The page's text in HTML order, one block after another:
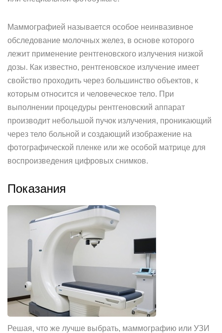
Маммографией называется особое неинвазивное
обследование молочных желез, в основе которого
лежит применение рентгеновского излучения низкой
дозы. Как известно, рентгеновское излучение имеет
свойство проходить через большинство объектов, к
которым относится и человеческое тело. При
выполнении процедуры рентгеновский аппарат
производит небольшой пучок излучения, проникающий
через тело больной и создающий изображение на
фотографической пленке или же особой матрице для
воспроизведения цифровых снимков.
Показания
Решая, что же лучше выбрать, маммографию или УЗИ